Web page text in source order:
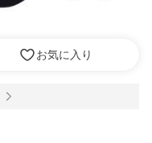
お気に入り